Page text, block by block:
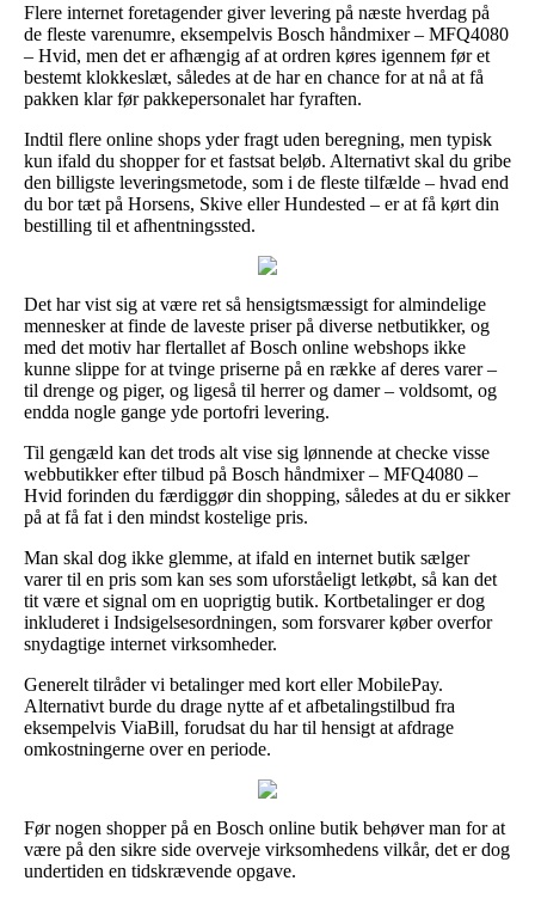
Flere internet foretagender giver levering på næste hverdag på
de fleste varenumre, eksempelvis Bosch håndmixer – MFQ4080
– Hvid, men det er afhængig af at ordren køres igennem før et
bestemt klokkeslæt, således at de har en chance for at nå at få
pakken klar før pakkepersonalet har fyraften.
Indtil flere online shops yder fragt uden beregning, men typisk
kun ifald du shopper for et fastsat beløb. Alternativt skal du gribe
den billigste leveringsmetode, som i de fleste tilfælde – hvad end
du bor tæt på Horsens, Skive eller Hundested – er at få kørt din
bestilling til et afhentningssted.
Det har vist sig at være ret så hensigtsmæssigt for almindelige
mennesker at finde de laveste priser på diverse netbutikker, og
med det motiv har flertallet af Bosch online webshops ikke
kunne slippe for at tvinge priserne på en række af deres varer –
til drenge og piger, og ligeså til herrer og damer – voldsomt, og
endda nogle gange yde portofri levering.
Til gengæld kan det trods alt vise sig lønnende at checke visse
webbutikker efter tilbud på Bosch håndmixer – MFQ4080 –
Hvid forinden du færdiggør din shopping, således at du er sikker
på at få fat i den mindst kostelige pris.
Man skal dog ikke glemme, at ifald en internet butik sælger
varer til en pris som kan ses som uforståeligt letkøbt, så kan det
tit være et signal om en uoprigtig butik. Kortbetalinger er dog
inkluderet i Indsigelsesordningen, som forsvarer køber overfor
snydagtige internet virksomheder.
Generelt tilråder vi betalinger med kort eller MobilePay.
Alternativt burde du drage nytte af et afbetalingstilbud fra
eksempelvis ViaBill, forudsat du har til hensigt at afdrage
omkostningerne over en periode.
Før nogen shopper på en Bosch online butik behøver man for at
være på den sikre side overveje virksomhedens vilkår, det er dog
undertiden en tidskrævende opgave.